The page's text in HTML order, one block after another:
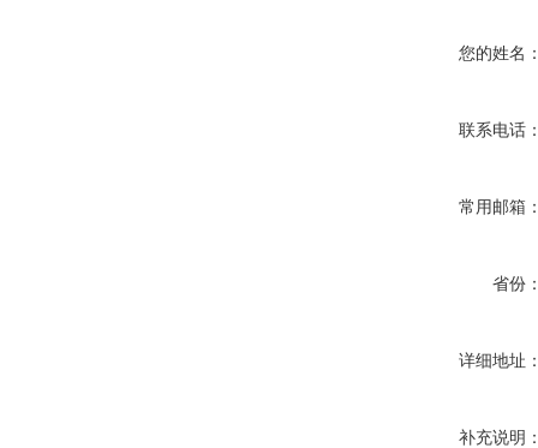
您的姓名
联系电话
常用邮箱
省份
详细地址
补充说明